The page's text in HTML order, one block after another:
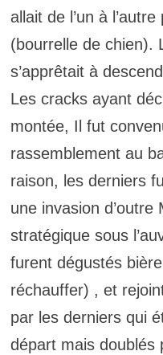
allait de l’un à
(bourrelle de chien).
s’apprêtait à
Les cracks ayant
montée, Il fut
rassemblement au
raison, les derniers
une invasion
stratégique sous
furent dégustés
réchauffer) , et
par les derniers qui
départ mais doublés